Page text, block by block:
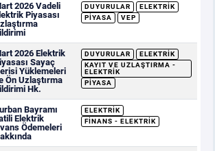
2026 Vadeli
Piyasası
DUYURULAR
ELEKTRIK
PIYASA
VEP
2026 Elektrik
Sayaç
Yüklemeleri
Ön Uzlaştırma
Hk.
DUYURULAR
ELEKTRIK
KAYIT VE UZLAŞTIRMA -
ELEKTRIK
PIYASA
Bayramı
Elektrik
Ödemeleri
ELEKTRIK
FINANS - ELEKTRIK